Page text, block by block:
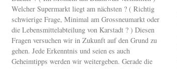
Welcher Supermarkt liegt am nächsten ? ( Richtig
schwierige Frage, Minimal am Grossneumarkt oder
die Lebensmittelabteilung von Karstadt ? ) Diesen
Fragen versuchen wir in Zukunft auf den Grund zu
gehen. Jede Erkenntnis und seien es auch
Geheimtipps werden wir weitergeben. Gerade die